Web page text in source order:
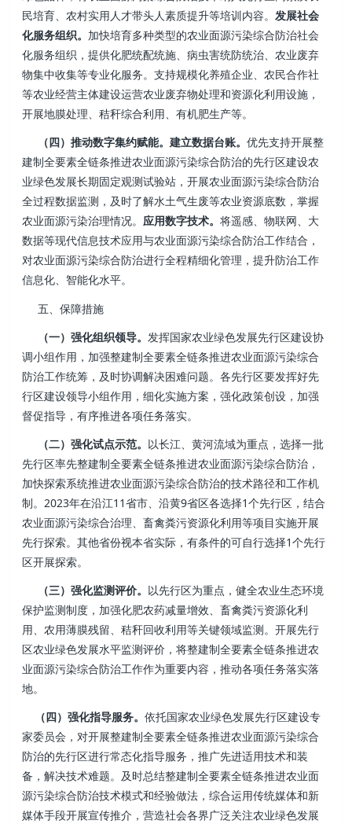
民培育、农村实用人才带头人素质提升等培训内容。发展社会
化服务组织。 加快培育多种类型的农业面源污染综合防治社会
化服务组织，提供化肥统配统施、病虫害统防统治、农业废弃
物集中收集等专业化服务。支持规模化养殖企业、农民合作社
等农业经营主体建设运营农业废弃物处理和资源化利用设施，
开展地膜处理、秸秆综合利用、有机肥生产等。
（四）推动数字集约赋能。建立数据台账。优先支持开展整
建制全要素全链条推进农业面源污染综合防治的先行区建设农
业绿色发展长期固定观测试验站，开展农业面源污染综合防治
全过程数据监测，及时了解水土气生废等农业资源底数，掌握
农业面源污染治理情况。应用数字技术。将遥感、物联网、大
数据等现代信息技术应用与农业面源污染综合防治工作结合，
对农业面源污染综合防治进行全程精细化管理，提升防治工作
信息化、智能化水平。
五、保障措施
（一）强化组织领导。 发挥国家农业绿色发展先行区建设协
调小组作用，加强整建制全要素全链条推进农业面源污染综合
防治工作统筹，及时协调解决困难问题。各先行区要发挥好先
行区建设领导小组作用，细化实施方案，强化政策创设，加强
督促指导，有序推进各项任务落实。
（二）强化试点示范。 以长江、黄河流域为重点，选择一批
先行区率先整建制全要素全链条推进农业面源污染综合防治，
加快探索系统推进农业面源污染综合防治的技术路径和工作机
制。2023年在沿江11省市、沿黄9省区各选择1个先行区，结合
农业面源污染综合治理、畜禽粪污资源化利用等项目实施开展
先行探索。其他省份视本省实际，有条件的可自行选择1个先行
区开展探索。
（三）强化监测评价。 以先行区为重点，健全农业生态环境
保护监测制度，加强化肥农药减量增效、畜禽粪污资源化利
用、农用薄膜残留、秸秆回收利用等关键领域监测。开展先行
区农业绿色发展水平监测评价，将整建制全要素全链条推进农
业面源污染综合防治工作作为重要内容，推动各项任务落实落
地。
（四）强化指导服务。依托国家农业绿色发展先行区建设专
家委员会，对开展整建制全要素全链条推进农业面源污染综合
防治的先行区进行常态化指导服务，推广先进适用技术和装
备，解决技术难题。及时总结整建制全要素全链条推进农业面
源污染综合防治技术模式和经验做法，综合运用传统媒体和新
媒体手段开展宣传推介，营造社会各界广泛关注农业绿色发展